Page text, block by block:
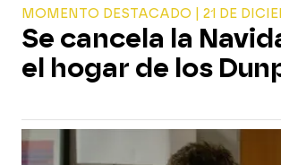
MOMENTO DESTACADO | 21 DE
Se cancela la
el hogar de los